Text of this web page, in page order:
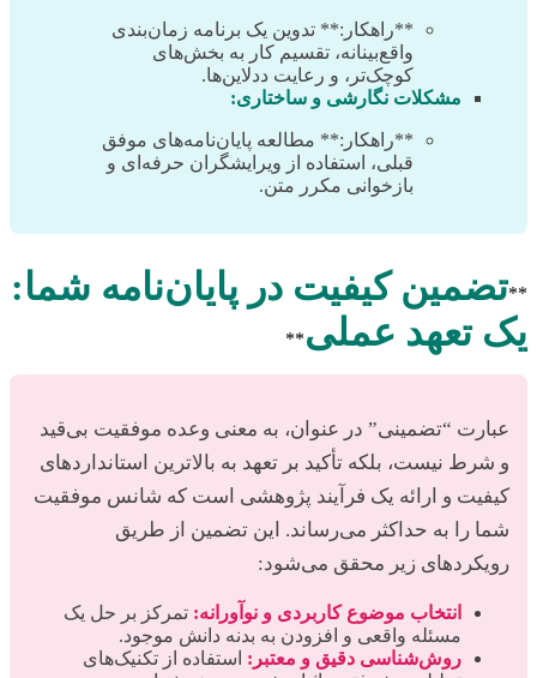
**راهکار:** تدوین یک برنامه زمان‌بندی
واقع‌بینانه، تقسیم کار به بخش‌های
کوچک‌تر، و رعایت ددلاین‌ها.
مشکلات نگارشی و ساختاری:
**راهکار:** مطالعه پایان‌نامه‌های موفق
قبلی، استفاده از ویرایشگران حرفه‌ای و
بازخوانی مکرر متن.
**تضمین کیفیت در پایان‌نامه شما:
یک تعهد عملی**
عبارت “تضمینی” در عنوان، به معنی وعده موفقیت بی‌قید
و شرط نیست، بلکه تأکید بر تعهد به بالاترین استانداردهای
کیفیت و ارائه یک فرآیند پژوهشی است که شانس موفقیت
شما را به حداکثر می‌رساند. این تضمین از طریق
رویکردهای زیر محقق می‌شود:
انتخاب موضوع کاربردی و نوآورانه: تمرکز بر حل یک
مسئله واقعی و افزودن به بدنه دانش موجود.
روش‌شناسی دقیق و معتبر: استفاده از تکنیک‌های